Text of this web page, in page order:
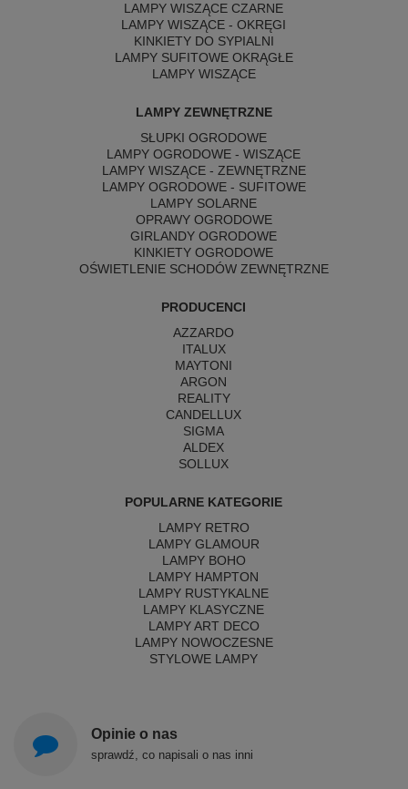
LAMPY WISZĄCE CZARNE
LAMPY WISZĄCE - OKRĘGI
KINKIETY DO SYPIALNI
LAMPY SUFITOWE OKRĄGŁE
LAMPY WISZĄCE
LAMPY ZEWNĘTRZNE
SŁUPKI OGRODOWE
LAMPY OGRODOWE - WISZĄCE
LAMPY WISZĄCE - ZEWNĘTRZNE
LAMPY OGRODOWE - SUFITOWE
LAMPY SOLARNE
OPRAWY OGRODOWE
GIRLANDY OGRODOWE
KINKIETY OGRODOWE
OŚWIETLENIE SCHODÓW ZEWNĘTRZNE
PRODUCENCI
AZZARDO
ITALUX
MAYTONI
ARGON
REALITY
CANDELLUX
SIGMA
ALDEX
SOLLUX
POPULARNE KATEGORIE
LAMPY RETRO
LAMPY GLAMOUR
LAMPY BOHO
LAMPY HAMPTON
LAMPY RUSTYKALNE
LAMPY KLASYCZNE
LAMPY ART DECO
LAMPY NOWOCZESNE
STYLOWE LAMPY
Opinie o nas
sprawdź, co napisali o nas inni